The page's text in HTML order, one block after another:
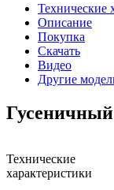
Технические
Описание
Покупка
Скачать
Видео
Другие
Гусеничный
Технические
характеристики